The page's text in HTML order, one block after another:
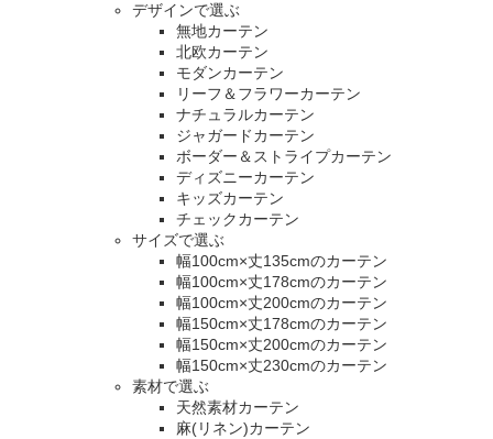
デザインで選ぶ
無地カーテン
北欧カーテン
モダンカーテン
リーフ＆フラワーカーテン
ナチュラルカーテン
ジャガードカーテン
ボーダー＆ストライプカーテン
ディズニーカーテン
キッズカーテン
チェックカーテン
サイズで選ぶ
幅100cm×丈135cmのカーテン
幅100cm×丈178cmのカーテン
幅100cm×丈200cmのカーテン
幅150cm×丈178cmのカーテン
幅150cm×丈200cmのカーテン
幅150cm×丈230cmのカーテン
素材で選ぶ
天然素材カーテン
麻(リネン)カーテン